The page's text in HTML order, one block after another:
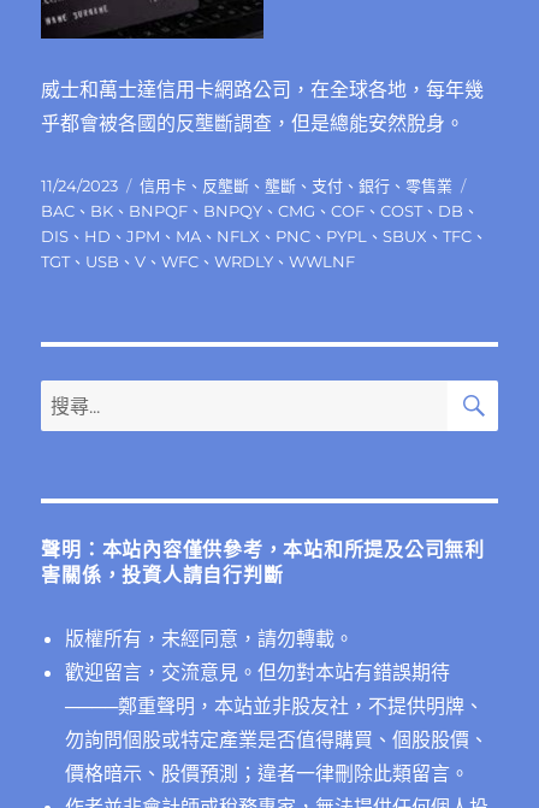
威士和萬士達信用卡網路公司，在全球各地，每年幾
乎都會被各國的反壟斷調查，但是總能安然脫身。
發
佈
日
期:
11/24/2023
分
類
信用卡 、 反壟斷 、壟斷 、 支付 、銀行 、 零售業
BAC 、 BK 、 BNPQF 、 BNPQY 、CMG 、COF 、COST、 DB 、
DIS 、 HD 、JPM 、 MA 、 NFLX 、 PNC 、 PYPL 、SBUX 、TFC 、
TGT、 USB 、V 、WFC 、WRDLY 、WWLNF
搜
尋
鍵
搜
聲明：本站內容僅供參考，本站和所提及公司無利
害關係，投資人請自行判斷
版權所有，未經同意，請勿轉載。
歡迎留言，交流意見。但勿對本站有錯誤期待
────鄭重聲明，本站並非股友社，不提供明牌、
勿詢問個股或特定產業是否值得購買、個股股價、
價格暗示、股價預測；違者一律刪除此類留言。